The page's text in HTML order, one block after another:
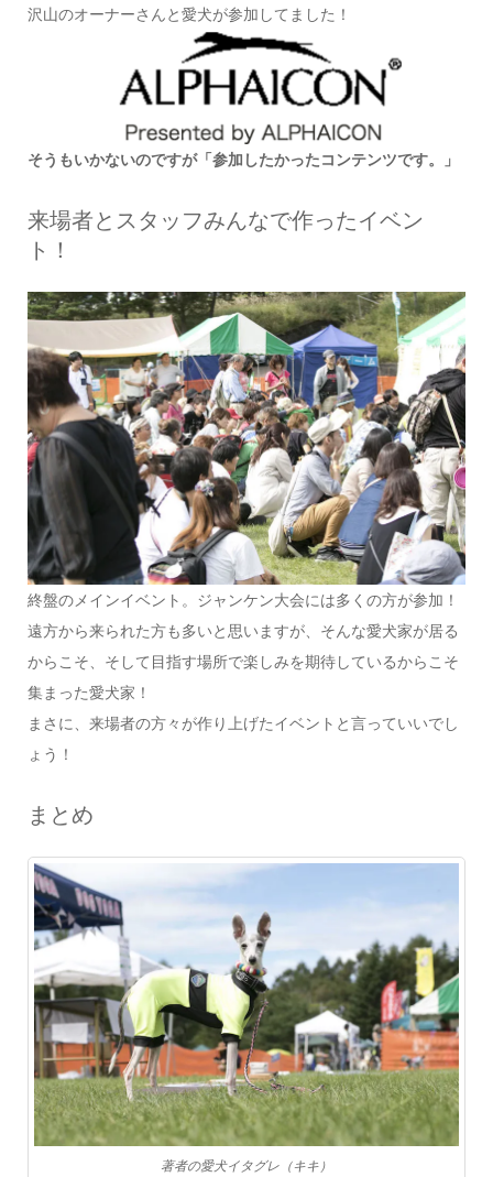
沢山のオーナーさんと愛犬が参加してました！
そうもいかないのですが「参加したかったコンテンツです。」
来場者とスタッフみんなで作ったイベン
ト！
終盤のメインイベント。ジャンケン大会には多くの方が参加！
遠方から来られた方も多いと思いますが、そんな愛犬家が居る
からこそ、そして目指す場所で楽しみを期待しているからこそ
集まった愛犬家！
まさに、来場者の方々が作り上げたイベントと言っていいでし
ょう！
まとめ
著者の愛犬イタグレ（キキ）